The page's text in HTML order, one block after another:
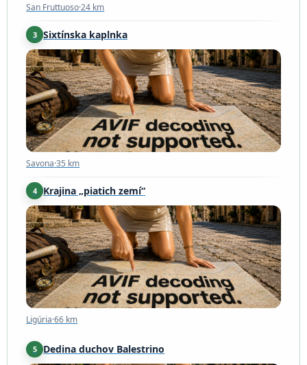
San Fruttuoso·24 km
3 Sixtínska kaplnka
Savona·35 km
Savona·35 km
4 Krajina „piatich zemí“
Ligúria·66 km
Ligúria·66 km
5 Dedina duchov Balestrino